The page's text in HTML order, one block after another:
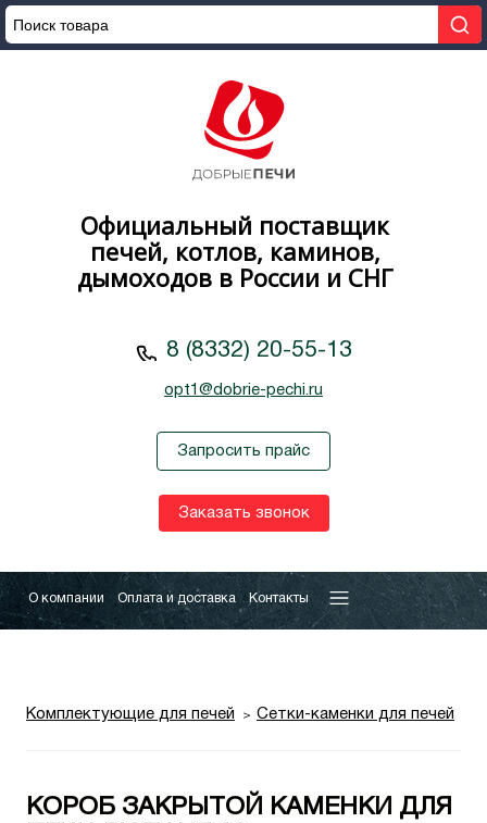
Официальный поставщик
печей, котлов, каминов,
дымоходов в России и СНГ
8 (8332) 20-55-13
opt1@dobrie-pechi.ru
Запросить прайс
Заказать звонок
О компании Оплата и доставка Контакты
Комплектующие для печей Сетки-каменки для печей
КОРОБ ЗАКРЫТОЙ КАМЕНКИ ДЛЯ